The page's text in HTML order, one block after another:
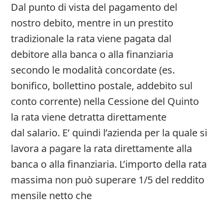
Dal punto di vista del pagamento del
nostro debito, mentre in un prestito
tradizionale la rata viene pagata dal
debitore alla banca o alla finanziaria
secondo le modalità concordate (es.
bonifico, bollettino postale, addebito sul
conto corrente) nella Cessione del Quinto
la rata viene detratta direttamente
dal salario. E’ quindi l’azienda per la quale si
lavora a pagare la rata direttamente alla
banca o alla finanziaria. L’importo della rata
massima non può superare 1/5 del reddito
mensile netto che